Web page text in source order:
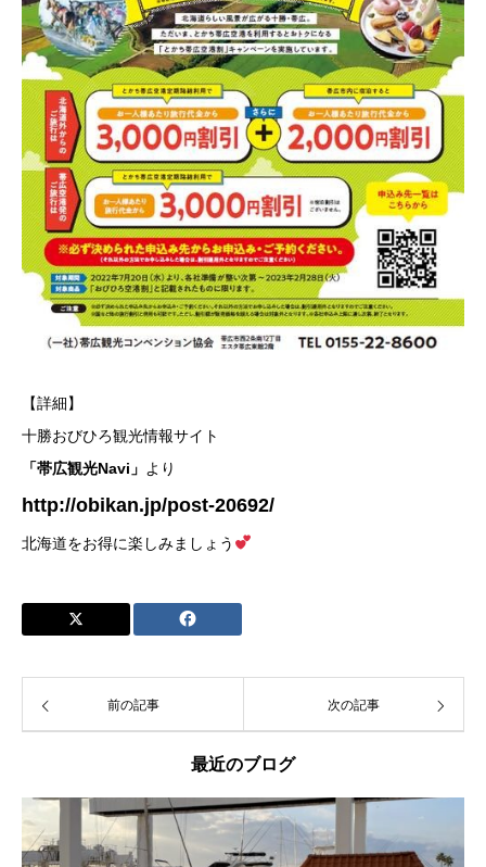
【詳細】
十勝おびひろ観光情報サイト
「帯広観光Navi」 より
http://obikan.jp/post-20692/
北海道をお得に楽しみましょう
前の記事 次の記事
最近のブログ